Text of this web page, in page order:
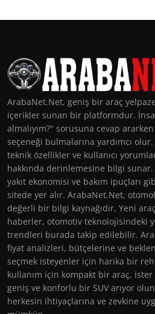
ArabaNet.Net, geniş bir araç
içerikler sunan bir platformdur.
almalıyım?" sorusuna cevap
seçeneği bulmalarına yardımcı
teknik özellikler ve kullanıcı
hakkında derinlemesine bilgi
yakıt ekonomisi ve bakım ipuçları
sitede yer alır. ArabaNet.Net,
değerli bir bilgi kaynağıdır. Yeni
haberler, otomotiv teknolojisindeki
trendleri burada takip edilebilir.
fiyat analizleri, bütçelerine ve
seçmek isteyenler için harika bir
kullanım için kompakt bir araç,
geniş ve konforlu bir SUV arıyor
herkesin ihtiyaçlarına ve zevkine